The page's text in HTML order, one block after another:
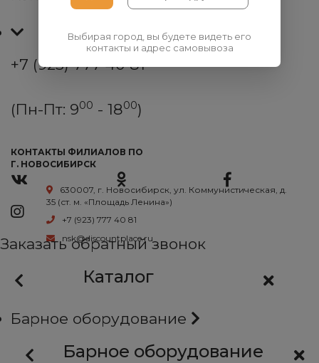
+7 (923) 777 40 81
(Пн-Пт: 900 - 1800)
КОНТАКТЫ ФИЛИАЛОВ ПО
Г. НОВОСИБИРСК
630007, г. Новосибирск, ул. Коммунистическая, д.
35 (ст. м. «Площадь Ленина»)
+7 (923) 777 40 81
nsk@discountplace.ru
Заказать обратный звонок
Каталог
Барное оборудование
Барное оборудование
Выбирая город, вы будете видеть его
контакты и адрес самовывоза